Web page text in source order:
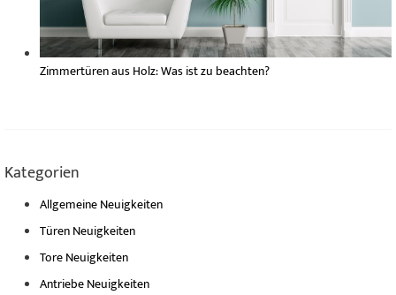
Zimmertüren aus Holz: Was ist zu beachten?
Kategorien
Allgemeine Neuigkeiten
Türen Neuigkeiten
Tore Neuigkeiten
Antriebe Neuigkeiten